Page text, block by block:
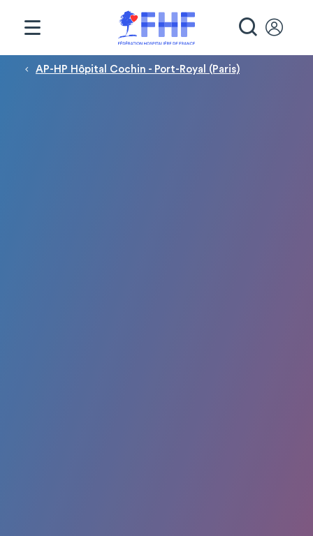
Fil d'Ariane
AP-HP Hôpital Cochin - Port-Royal (Paris)
Panneau de gestion des cookies